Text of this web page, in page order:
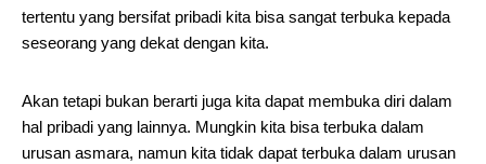
tertentu yang bersifat pribadi kita bisa sangat terbuka kepada
seseorang yang dekat dengan kita.
Akan tetapi bukan berarti juga kita dapat membuka diri dalam
hal pribadi yang lainnya. Mungkin kita bisa terbuka dalam
urusan asmara, namun kita tidak dapat terbuka dalam urusan